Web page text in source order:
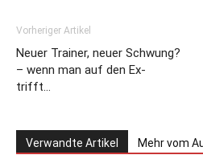
Vorheriger Artikel
Neuer Trainer, neuer Schwung?
– wenn man auf den Ex-
trifft…
Verwandte Artikel Mehr vom